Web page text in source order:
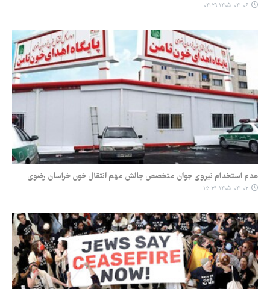
۱۴۰۵-۰۴-۰۶ ۰۴:۲۹
عدم استخدام نیروی جوان متخصص چالش مهم انتقال خون خراسان رضوی
۱۴۰۵-۰۴-۰۲ ۱۵:۳۱